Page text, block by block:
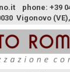
phone: +39
Vigonovo